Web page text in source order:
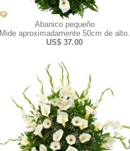
Abanico pequeño
Mide aproximadamente 50cm de alto.
US$ 37.00